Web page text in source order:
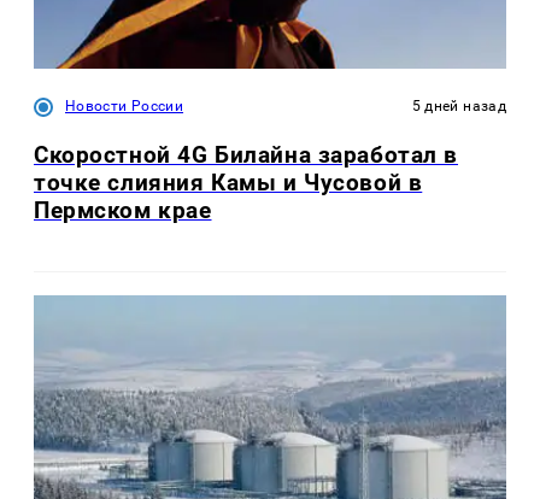
Новости России 5 дней назад
Скоростной 4G Билайна заработал в
точке слияния Камы и Чусовой в
Пермском крае